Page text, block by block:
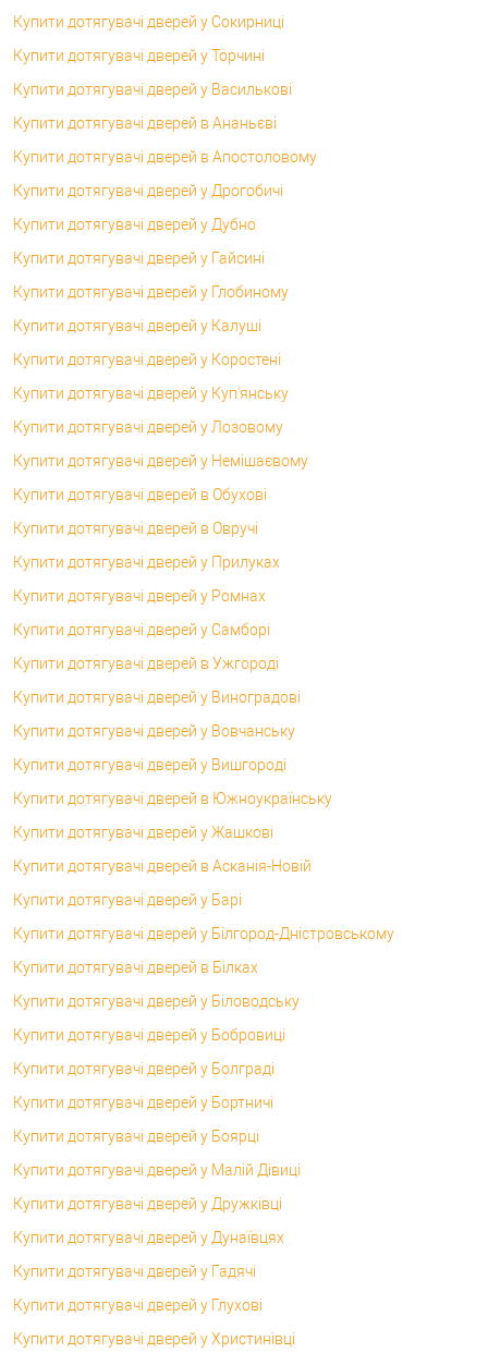
Купити дотягувачі дверей у Сокирниці
Купити дотягувачі дверей у Торчині
Купити дотягувачі дверей у Василькові
Купити дотягувачі дверей в Ананьєві
Купити дотягувачі дверей в Апостоловому
Купити дотягувачі дверей у Дрогобичі
Купити дотягувачі дверей у Дубно
Купити дотягувачі дверей у Гайсині
Купити дотягувачі дверей у Глобиному
Купити дотягувачі дверей у Калуші
Купити дотягувачі дверей у Коростені
Купити дотягувачі дверей у Куп'янську
Купити дотягувачі дверей у Лозовому
Купити дотягувачі дверей у Немішаєвому
Купити дотягувачі дверей в Обухові
Купити дотягувачі дверей в Овручі
Купити дотягувачі дверей у Прилуках
Купити дотягувачі дверей у Ромнах
Купити дотягувачі дверей у Самборі
Купити дотягувачі дверей в Ужгороді
Купити дотягувачі дверей у Виноградові
Купити дотягувачі дверей у Вовчанську
Купити дотягувачі дверей у Вишгороді
Купити дотягувачі дверей в Южноукраїнську
Купити дотягувачі дверей у Жашкові
Купити дотягувачі дверей в Асканія-Новій
Купити дотягувачі дверей у Барі
Купити дотягувачі дверей у Білгород-Дністровському
Купити дотягувачі дверей в Білках
Купити дотягувачі дверей у Біловодську
Купити дотягувачі дверей у Бобровиці
Купити дотягувачі дверей у Болграді
Купити дотягувачі дверей у Бортничі
Купити дотягувачі дверей у Боярці
Купити дотягувачі дверей у Малій Дівиці
Купити дотягувачі дверей у Дружківці
Купити дотягувачі дверей у Дунаївцях
Купити дотягувачі дверей у Гадячі
Купити дотягувачі дверей у Глухові
Купити дотягувачі дверей у Христинівці